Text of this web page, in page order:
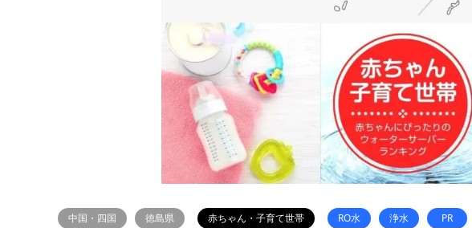
中国・四国 徳島県 赤ちゃん・子育て世帯 RO水 浄水 PR